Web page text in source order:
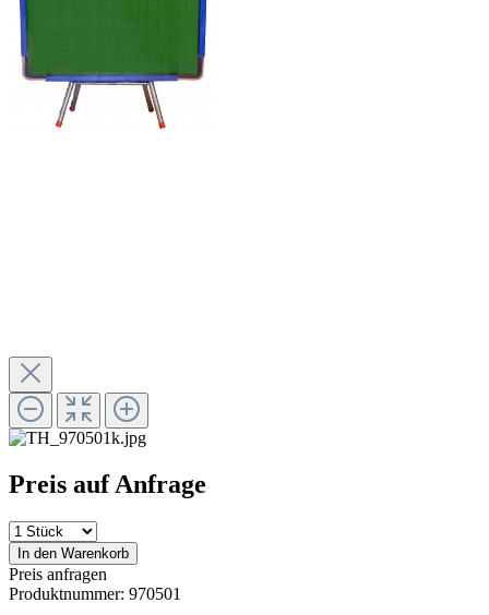
Preis auf Anfrage
In den Warenkorb
Preis anfragen
Produktnummer: 970501